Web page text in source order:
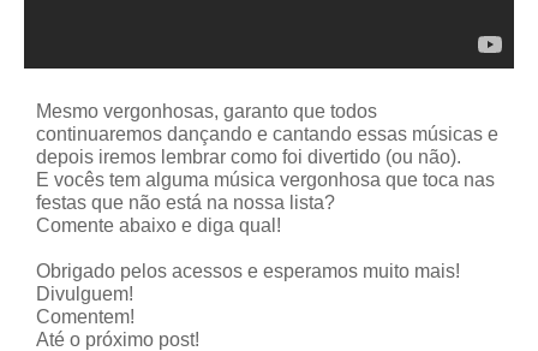
Mesmo vergonhosas, garanto que todos
continuaremos dançando e cantando essas músicas e
depois iremos lembrar como foi divertido (ou não).
E vocês tem alguma música vergonhosa que toca nas
festas que não está na nossa lista?
Comente abaixo e diga qual!
Obrigado pelos acessos e esperamos muito mais!
Divulguem!
Comentem!
Até o próximo post!